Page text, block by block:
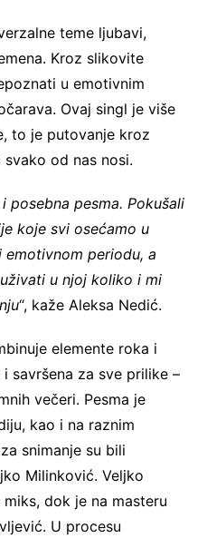
teme ljubavi,
Kroz slikovite
u emotivnim
Ovaj singl je više
to je putovanje kroz
od nas nosi.
posebna pesma. Pokušali
koje svi osećamo u
periodu, a
u njoj koliko i mi
“, kaže Aleksa Nedić.
elemente roka i
savršena za sve prilike –
večeri. Pesma je
kao i na raznim
snimanje su bili
Milinković. Veljko
dok je na masteru
U procesu